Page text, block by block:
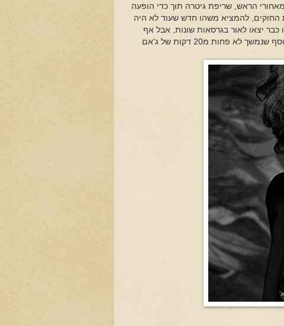
הראש, שריפת גיטרה תוך כדי הופעה
החוקים, להמציא משהו חדש שעוד לא היה
יצאו לאור בגרסאות שונות, אבל אף
פעם לא נשמעו ככה. למהדרין כדאי להגיע אל גרסת הדלוקס ובה קטע נוסף שנמשך לא פחות מ20 דקות של ג'אם